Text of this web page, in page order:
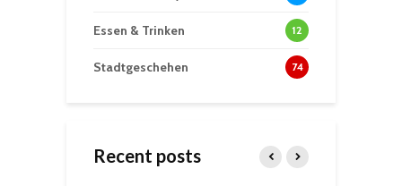
Essen & Trinken 12
Stadtgeschehen 74
Recent posts